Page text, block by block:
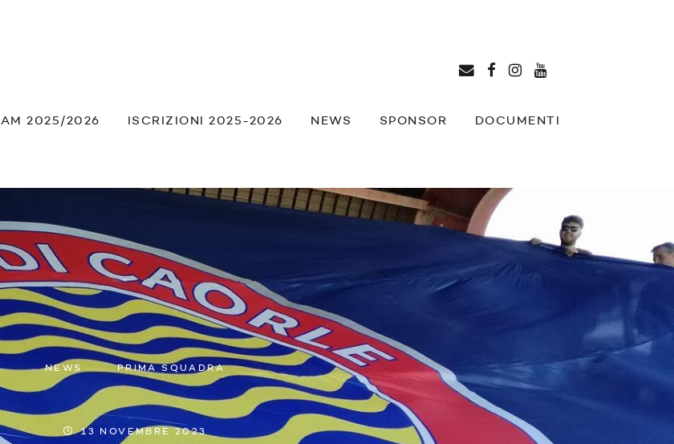
2025/2026 ISCRIZIONI 2025-2026 NEWS SPONSOR DOCUMENTI
NEWS PRIMA SQUADRA
13 NOVEMBRE 2023